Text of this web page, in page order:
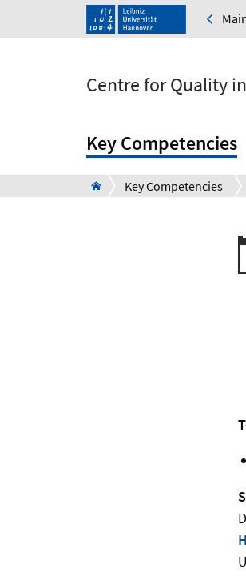
Centre for Quality
Key Competencies
Key Competencies